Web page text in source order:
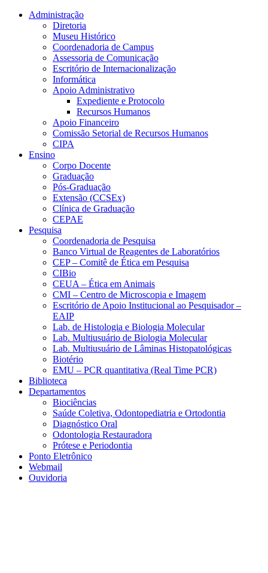
Conteúdo principal Menu principal
Administração
Diretoria
Museu Histórico
Coordenadoria de Campus
Assessoria de Comunicação
Escritório de Internacionalização
Informática
Apoio Administrativo
Expediente e Protocolo
Recursos Humanos
Apoio Financeiro
Comissão Setorial de Recursos Humanos
CIPA
Ensino
Corpo Docente
Graduação
Pós-Graduação
Extensão (CCSEx)
Clínica de Graduação
CEPAE
Pesquisa
Coordenadoria de Pesquisa
Banco Virtual de Reagentes de Laboratórios
CEP – Comitê de Ética em Pesquisa
CIBio
CEUA – Ética em Animais
CMI – Centro de Microscopia e Imagem
Escritório de Apoio Institucional ao Pesquisador –
EAIP
Lab. de Histologia e Biologia Molecular
Lab. Multiusuário de Biologia Molecular
Lab. Multiusuário de Lâminas Histopatológicas
Biotério
EMU – PCR quantitativa (Real Time PCR)
Biblioteca
Departamentos
Biociências
Saúde Coletiva, Odontopediatria e Ortodontia
Diagnóstico Oral
Odontologia Restauradora
Prótese e Periodontia
Ponto Eletrônico
Webmail
Ouvidoria